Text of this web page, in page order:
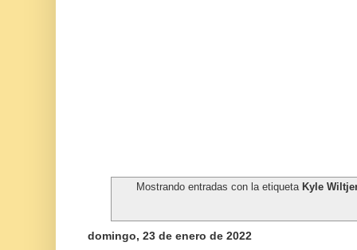
Mostrando entradas con la etiqueta Kyle
domingo, 23 de enero de 2022